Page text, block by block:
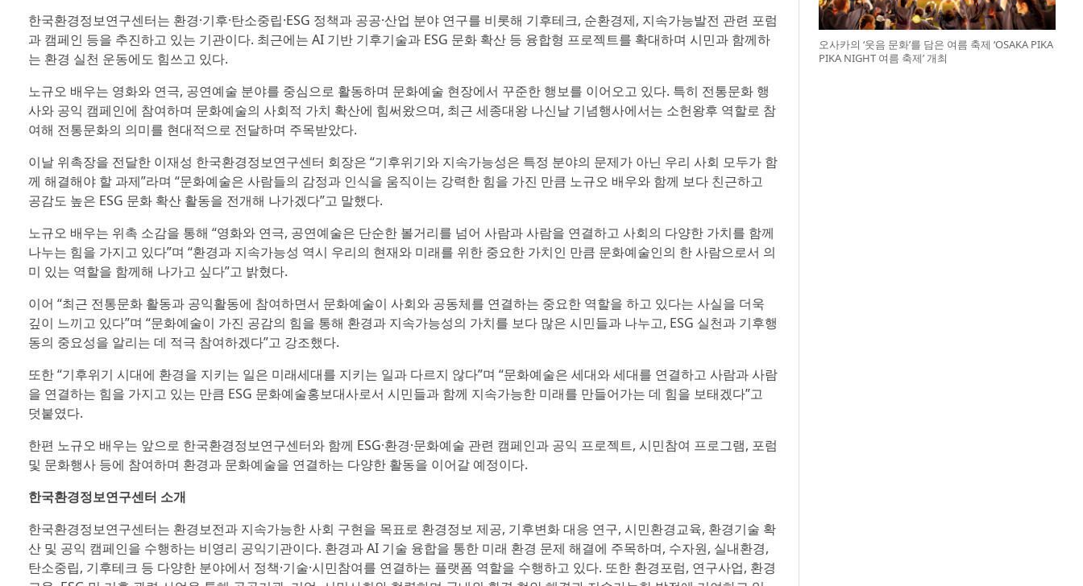
한국환경정보연구센터는 환경·기후·탄소중립·ESG 정책과 공공·산업 분야 연구를 비롯해 기후테크, 순환경제, 지속가능발전 관련 포럼
과 캠페인 등을 추진하고 있는 기관이다. 최근에는 AI 기반 기후기술과 ESG 문화 확산 등 융합형 프로젝트를 확대하며 시민과 함께하
는 환경 실천 운동에도 힘쓰고 있다.
노규오 배우는 영화와 연극, 공연예술 분야를 중심으로 활동하며 문화예술 현장에서 꾸준한 행보를 이어오고 있다. 특히 전통문화 행
사와 공익 캠페인에 참여하며 문화예술의 사회적 가치 확산에 힘써왔으며, 최근 세종대왕 나신날 기념행사에서는 소헌왕후 역할로 참
여해 전통문화의 의미를 현대적으로 전달하며 주목받았다.
이날 위촉장을 전달한 이재성 한국환경정보연구센터 회장은 “기후위기와 지속가능성은 특정 분야의 문제가 아닌 우리 사회 모두가 함
께 해결해야 할 과제”라며 “문화예술은 사람들의 감정과 인식을 움직이는 강력한 힘을 가진 만큼 노규오 배우와 함께 보다 친근하고
공감도 높은 ESG 문화 확산 활동을 전개해 나가겠다”고 말했다.
노규오 배우는 위촉 소감을 통해 “영화와 연극, 공연예술은 단순한 볼거리를 넘어 사람과 사람을 연결하고 사회의 다양한 가치를 함께
나누는 힘을 가지고 있다”며 “환경과 지속가능성 역시 우리의 현재와 미래를 위한 중요한 가치인 만큼 문화예술인의 한 사람으로서 의
미 있는 역할을 함께해 나가고 싶다”고 밝혔다.
이어 “최근 전통문화 활동과 공익활동에 참여하면서 문화예술이 사회와 공동체를 연결하는 중요한 역할을 하고 있다는 사실을 더욱
깊이 느끼고 있다”며 “문화예술이 가진 공감의 힘을 통해 환경과 지속가능성의 가치를 보다 많은 시민들과 나누고, ESG 실천과 기후행
동의 중요성을 알리는 데 적극 참여하겠다”고 강조했다.
또한 “기후위기 시대에 환경을 지키는 일은 미래세대를 지키는 일과 다르지 않다”며 “문화예술은 세대와 세대를 연결하고 사람과 사람
을 연결하는 힘을 가지고 있는 만큼 ESG 문화예술홍보대사로서 시민들과 함께 지속가능한 미래를 만들어가는 데 힘을 보태겠다”고
덧붙였다.
한편 노규오 배우는 앞으로 한국환경정보연구센터와 함께 ESG·환경·문화예술 관련 캠페인과 공익 프로젝트, 시민참여 프로그램, 포럼
및 문화행사 등에 참여하며 환경과 문화예술을 연결하는 다양한 활동을 이어갈 예정이다.
한국환경정보연구센터 소개
한국환경정보연구센터는 환경보전과 지속가능한 사회 구현을 목표로 환경정보 제공, 기후변화 대응 연구, 시민환경교육, 환경기술 확
산 및 공익 캠페인을 수행하는 비영리 공익기관이다. 환경과 AI 기술 융합을 통한 미래 환경 문제 해결에 주목하며, 수자원, 실내환경,
탄소중립, 기후테크 등 다양한 분야에서 정책·기술·시민참여를 연결하는 플랫폼 역할을 수행하고 있다. 또한 환경포럼, 연구사업, 환경
오사카의 ‘웃음 문화’를 담은 여름 축제 ‘OSAKA PIKA
PIKA NIGHT 여름 축제’ 개최